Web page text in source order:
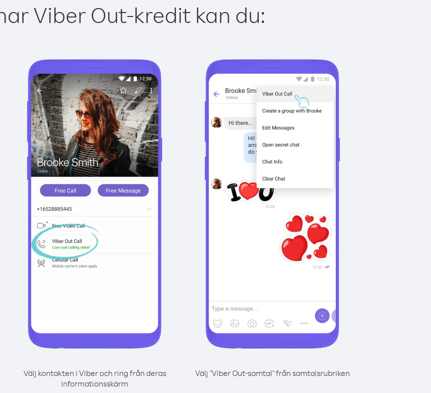
Viber Out-kredit kan du:
Välj kontakten i Viber och ring från deras
informationsskärm
Välj "Viber Out-samtal" från samtalsrubriken